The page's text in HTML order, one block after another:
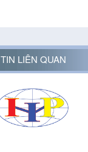
TIN LIÊN QUAN